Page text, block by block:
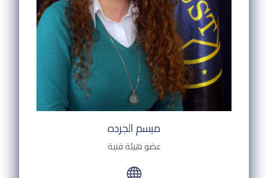
ميسم الجرده
عضو هيئة فنية